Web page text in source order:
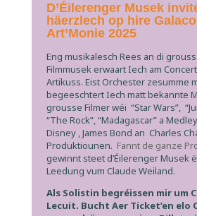
D’Éilerenger Musek
häerzlech op hire
Art’Monie 2025
Eng musikalesch Rees an di
Filmmusek erwaart Iech am
Artikuss. Eist Orchester zesumme
begeeschtert Iech matt bekannte
grousse Filmer wéi “Star Wars”,
“The Rock”, “Madagascar” a
Disney , James Bond an Charles
Produktiounen. Fannt de ganze
gewinnt steet d’Éilerenger Musek
Leedung vum Claude Weiland.
Als Solistin begréissen mir um
Lecuit. Bucht Aer Ticket’en elo